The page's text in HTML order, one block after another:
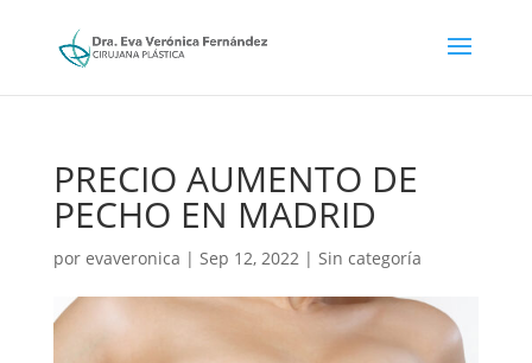
PRECIO AUMENTO DE
PECHO EN MADRID
por evaveronica | Sep 12, 2022| Sin categoría